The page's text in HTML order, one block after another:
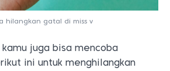
hilangkan gatal di miss v
juga bisa mencoba
ini untuk menghilangkan